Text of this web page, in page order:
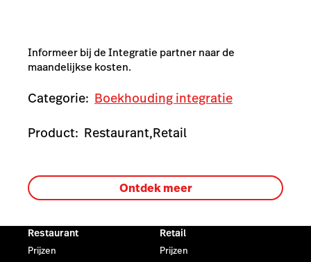
Informeer bij de Integratie partner naar de
maandelijkse kosten.
Categorie: Boekhouding integratie
Product: Restaurant,Retail
Ontdek meer
Restaurant
Prijzen
Retail
Prijzen